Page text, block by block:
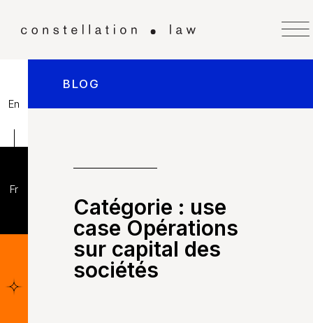
En
Fr
BLOG
Catégorie : use
case Opérations
sur capital des
sociétés